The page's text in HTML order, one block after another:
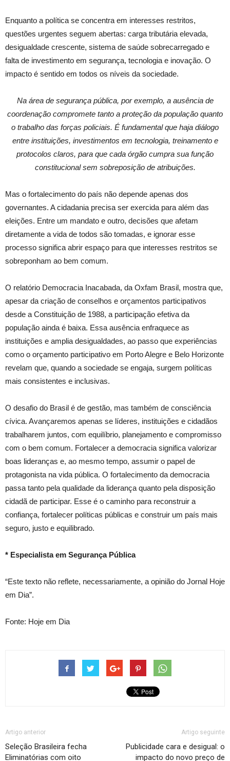
Enquanto a política se concentra em interesses restritos,
questões urgentes seguem abertas: carga tributária elevada,
desigualdade crescente, sistema de saúde sobrecarregado e
falta de investimento em segurança, tecnologia e inovação. O
impacto é sentido em todos os níveis da sociedade.
Na área de segurança pública, por exemplo, a ausência de
coordenação compromete tanto a proteção da população quanto
o trabalho das forças policiais. É fundamental que haja diálogo
entre instituições, investimentos em tecnologia, treinamento e
protocolos claros, para que cada órgão cumpra sua função
constitucional sem sobreposição de atribuições.
Mas o fortalecimento do país não depende apenas dos
governantes. A cidadania precisa ser exercida para além das
eleições. Entre um mandato e outro, decisões que afetam
diretamente a vida de todos são tomadas, e ignorar esse
processo significa abrir espaço para que interesses restritos se
sobreponham ao bem comum.
O relatório Democracia Inacabada, da Oxfam Brasil, mostra que,
apesar da criação de conselhos e orçamentos participativos
desde a Constituição de 1988, a participação efetiva da
população ainda é baixa. Essa ausência enfraquece as
instituições e amplia desigualdades, ao passo que experiências
como o orçamento participativo em Porto Alegre e Belo Horizonte
revelam que, quando a sociedade se engaja, surgem políticas
mais consistentes e inclusivas.
O desafio do Brasil é de gestão, mas também de consciência
cívica. Avançaremos apenas se líderes, instituições e cidadãos
trabalharem juntos, com equilíbrio, planejamento e compromisso
com o bem comum. Fortalecer a democracia significa valorizar
boas lideranças e, ao mesmo tempo, assumir o papel de
protagonista na vida pública. O fortalecimento da democracia
passa tanto pela qualidade da liderança quanto pela disposição
cidadã de participar. Esse é o caminho para reconstruir a
confiança, fortalecer políticas públicas e construir um país mais
seguro, justo e equilibrado.
* Especialista em Segurança Pública
“Este texto não reflete, necessariamente, a opinião do Jornal Hoje
em Dia”.
Fonte: Hoje em Dia
Artigo anterior
Seleção Brasileira fecha
Eliminatórias com oito
Artigo seguinte
Publicidade cara e desigual: o
impacto do novo preço de